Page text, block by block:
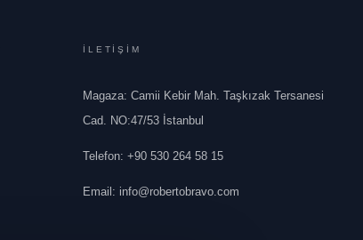
İLETİŞİM
Magaza: Camii Kebir Mah. Taşkızak Tersanesi
Cad. NO:47/53 İstanbul
Telefon: +90 530 264 58 15
Email : info@robertobravo.com